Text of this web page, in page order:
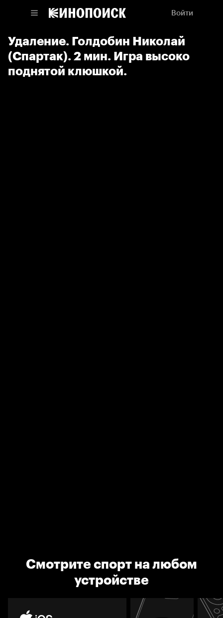
Войти
Удаление. Голдобин Николай
(Спартак). 2 мин. Игра высоко
поднятой клюшкой.
Смотрите спорт на любом
устройстве